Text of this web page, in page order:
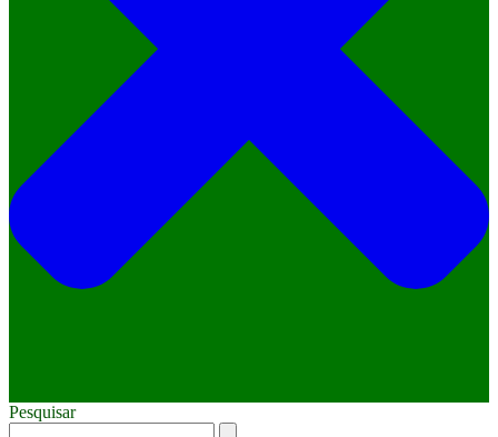
Pesquisar